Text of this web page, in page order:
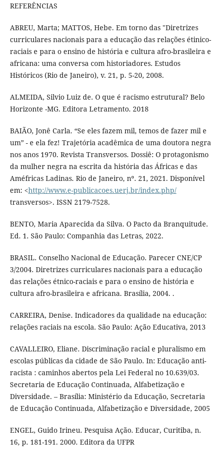
REFERÊNCIAS
ABREU, Marta; MATTOS, Hebe. Em torno das "Diretrizes
curriculares nacionais para a educação das relações étinico-
raciais e para o ensino de história e cultura afro-brasileira e
africana: uma conversa com historiadores. Estudos
Históricos (Rio de Janeiro), v. 21, p. 5-20, 2008.
ALMEIDA, Silvio Luiz de. O que é racismo estrutural? Belo
Horizonte -MG. Editora Letramento. 2018
BAIÃO, Jonê Carla. “Se eles fazem mil, temos de fazer mil e
um” - e ela fez! Trajetória acadêmica de uma doutora negra
nos anos 1970. Revista Transversos. Dossiê: O protagonismo
da mulher negra na escrita da história das Áfricas e das
Améfricas Ladinas. Rio de Janeiro, nº. 21, 2021. Disponível
em: <http://www.e-publicacoes.uerj.br/index.php/
transversos>. ISSN 2179-7528.
BENTO, Maria Aparecida da Silva. O Pacto da Branquitude.
Ed. 1. São Paulo: Companhia das Letras, 2022.
BRASIL. Conselho Nacional de Educação. Parecer CNE/CP
3/2004. Diretrizes curriculares nacionais para a educação
das relações étnico-raciais e para o ensino de história e
cultura afro-brasileira e africana. Brasília, 2004. .
CARREIRA, Denise. Indicadores da qualidade na educação:
relações raciais na escola. São Paulo: Ação Educativa, 2013
CAVALLEIRO, Eliane. Discriminação racial e pluralismo em
escolas públicas da cidade de São Paulo. In: Educação anti-
racista : caminhos abertos pela Lei Federal no 10.639/03.
Secretaria de Educação Continuada, Alfabetização e
Diversidade. – Brasília: Ministério da Educação, Secretaria
de Educação Continuada, Alfabetização e Diversidade, 2005
ENGEL, Guido Irineu. Pesquisa Ação. Educar, Curitiba, n.
16, p. 181-191. 2000. Editora da UFPR